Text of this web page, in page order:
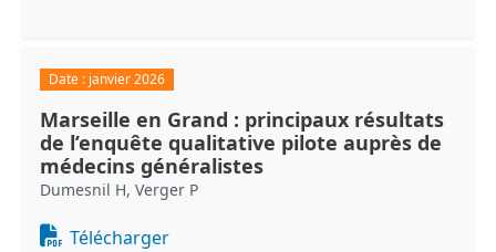
Date : janvier 2026
Marseille en Grand : principaux résultats
de l’enquête qualitative pilote auprès de
médecins généralistes
Dumesnil H, Verger P
Document
Télécharger